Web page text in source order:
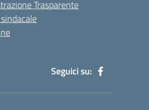
Trasparente
Seguici su: